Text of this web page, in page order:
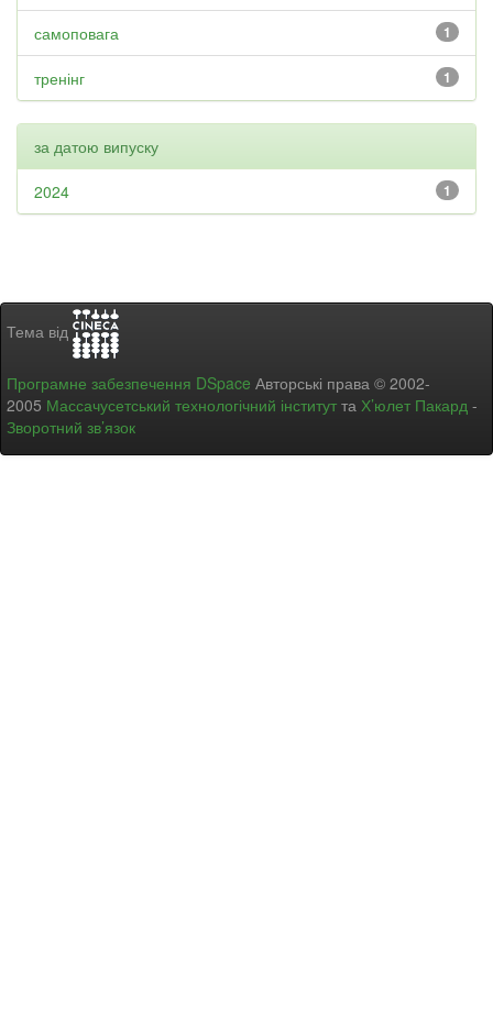
1
самоповага
1
тренінг
за датою випуску
1
2024
Тема від
Програмне забезпечення DSpace Авторські права © 2002-
2005 Массачусетський технологічний інститут та Х’юлет Пакард -
Зворотний зв’язок